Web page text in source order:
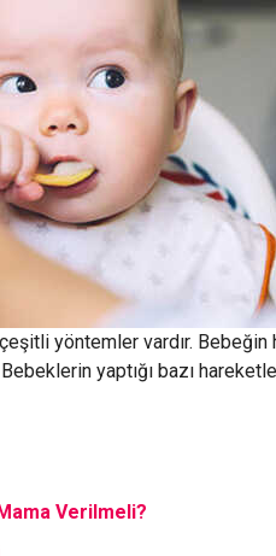
yöntemler vardır.
yaptığı bazı
Verilmeli?